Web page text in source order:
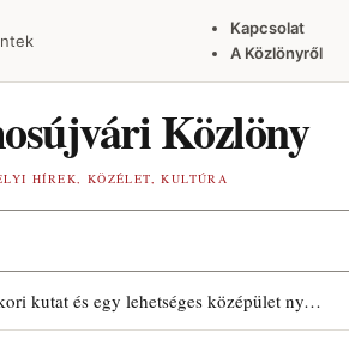
Kapcsolat
A Közlönyről
Közlöny
HÍREK, KÖZÉLET, KULTÚRA
Római kori kutat és egy lehetséges középület nyomait találták Szamosújváron